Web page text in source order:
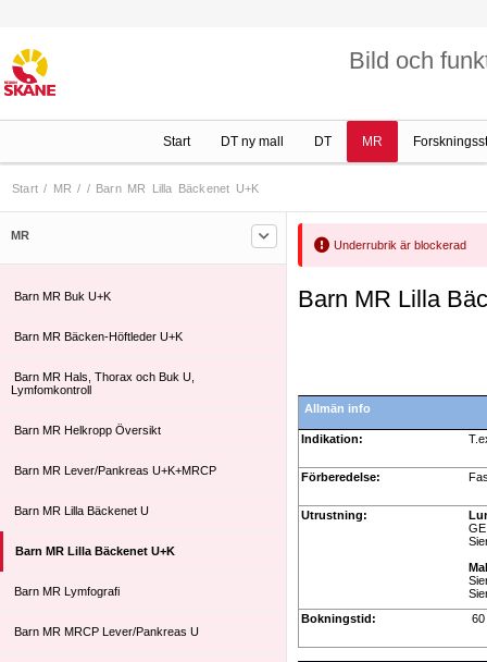
Bild och
Start DT ny mall DT MR
Start / MR / / Barn MR Lilla Bäckenet U+K
MR
11. Nedre buk och Bäcken
12. Nedre extremitet
15. Barn
Barn MR Buk U+K
Barn MR Bäcken-Höftleder U+K
Barn MR Hals, Thorax och Buk U,
Lymfomkontroll
Barn MR Helkropp Översikt
Barn MR Lever/Pankreas U+K+MRCP
Barn MR Lilla Bäckenet U
Barn MR Lilla Bäckenet U+K
Barn MR Lymfografi
Barn MR MRCP Lever/Pankreas U
Underrubrik är blockerad
Barn MR Lilla
Allmän info
Indikation:
Förberedelse:
Utrustning:
Bokningstid:
60